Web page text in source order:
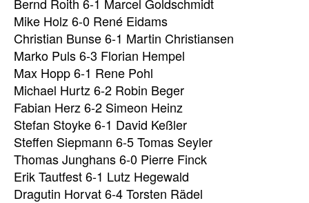
Mike Holz 6-0 René Eidams
Christian Bunse 6-1 Martin Christiansen
Marko Puls 6-3 Florian Hempel
Max Hopp 6-1 Rene Pohl
Michael Hurtz 6-2 Robin Beger
Fabian Herz 6-2 Simeon Heinz
Stefan Stoyke 6-1 David Keßler
Steffen Siepmann 6-5 Tomas Seyler
Thomas Junghans 6-0 Pierre Finck
Erik Tautfest 6-1 Lutz Hegewald
Dragutin Horvat 6-4 Torsten Rädel